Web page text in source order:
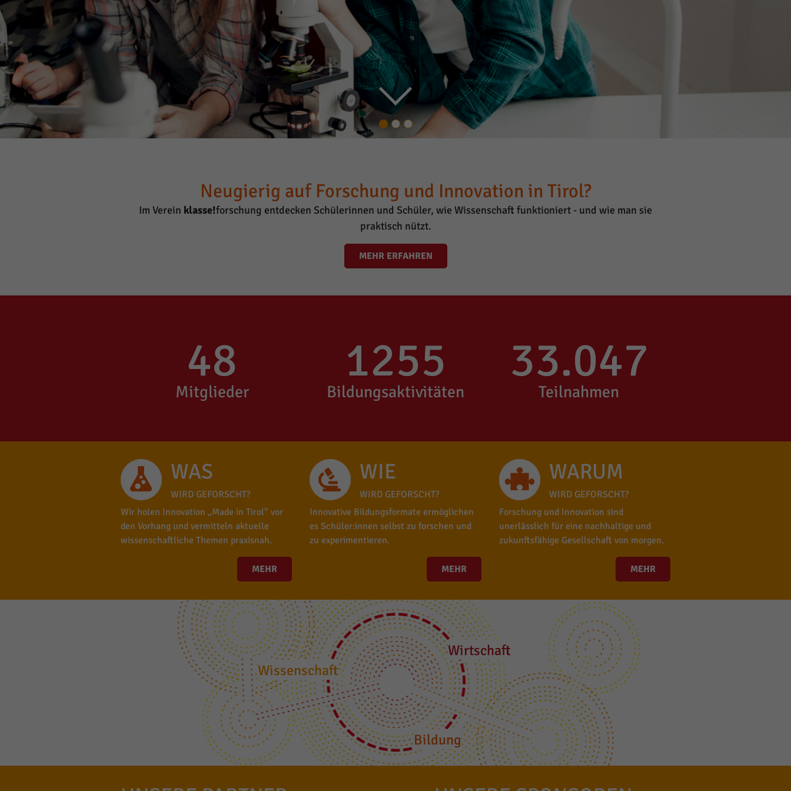
Neugierig auf Forschung und Innovation in Tirol?
Im Verein klasse!forschung entdecken Schülerinnen und Schüler, wie Wissenschaft funktioniert - und wie man sie
praktisch nützt.
MEHR ERFAHREN
48
Mitglieder
1255
Bildungsaktivitäten
33.047
Teilnahmen
WAS
WIRD GEFORSCHT?
Wir holen Innovation „Made in Tirol“ vor
den Vorhang und vermitteln aktuelle
wissenschaftliche Themen praxisnah.
MEHR
WIE
WIRD GEFORSCHT?
Innovative Bildungsformate ermöglichen
es Schüler:innen selbst zu forschen und
zu experimentieren.
MEHR
WARUM
WIRD GEFORSCHT?
Forschung und Innovation sind
unerlässlich für eine nachhaltige und
zukunftsfähige Gesellschaft von morgen.
MEHR
Wirtschaft
Wissenschaft
Bildung